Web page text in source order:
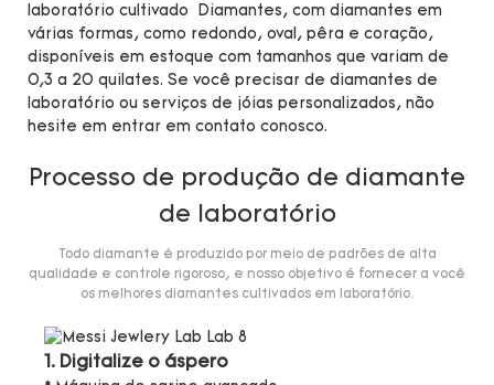
laboratório cultivado Diamantes, com diamantes em
várias formas, como redondo, oval, pêra e coração,
disponíveis em estoque com tamanhos que variam de
0,3 a 20 quilates. Se você precisar de diamantes de
laboratório ou serviços de jóias personalizados, não
hesite em entrar em contato conosco.
Processo de produção de diamante
de laboratório
Todo diamante é produzido por meio de padrões de alta
qualidade e controle rigoroso, e nosso objetivo é fornecer a você
os melhores diamantes cultivados em laboratório.
1. Digitalize o áspero